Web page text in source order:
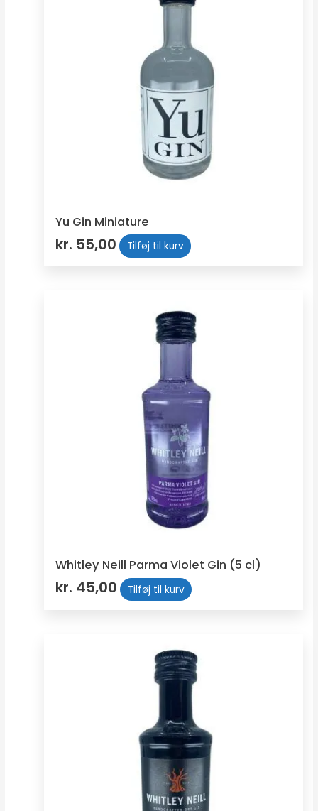
Yu Gin Miniature
kr. 55,00 Tilføj til kurv
Whitley Neill Parma Violet Gin (5 cl)
kr. 45,00 Tilføj til kurv